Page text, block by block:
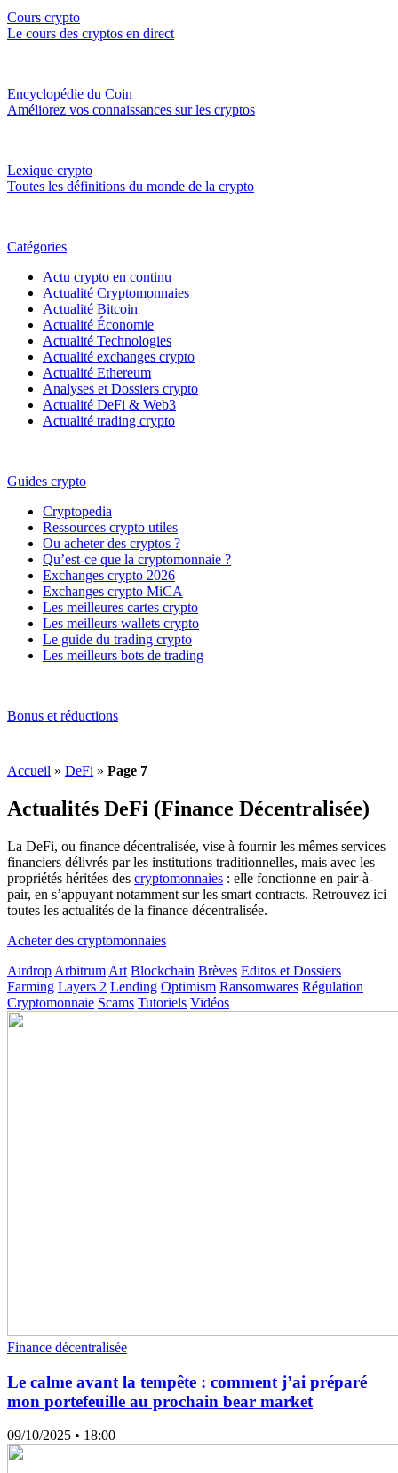
Cours crypto
Le cours des cryptos en direct
Encyclopédie du Coin
Améliorez vos connaissances sur les cryptos
Lexique crypto
Toutes les définitions du monde de la crypto
Catégories
Actu crypto en continu
Actualité Cryptomonnaies
Actualité Bitcoin
Actualité Économie
Actualité Technologies
Actualité exchanges crypto
Actualité Ethereum
Analyses et Dossiers crypto
Actualité DeFi & Web3
Actualité trading crypto
Guides crypto
Cryptopedia
Ressources crypto utiles
Ou acheter des cryptos ?
Qu’est-ce que la cryptomonnaie ?
Exchanges crypto 2026
Exchanges crypto MiCA
Les meilleures cartes crypto
Les meilleurs wallets crypto
Le guide du trading crypto
Les meilleurs bots de trading
Bonus et réductions
Accueil » DeFi » Page 7
Actualités DeFi (Finance Décentralisée)
La DeFi, ou finance décentralisée, vise à fournir les mêmes services
financiers délivrés par les institutions traditionnelles, mais avec les
propriétés héritées des cryptomonnaies : elle fonctionne en pair-à-
pair, en s’appuyant notamment sur les smart contracts. Retrouvez ici
toutes les actualités de la finance décentralisée.
Acheter des cryptomonnaies
Airdrop Arbitrum Art Blockchain Brèves Editos et Dossiers
Farming Layers 2 Lending Optimism Ransomwares Régulation
Cryptomonnaie Scams Tutoriels Vidéos
Finance décentralisée
Le calme avant la tempête : comment j’ai préparé
mon portefeuille au prochain bear market
09/10/2025 • 18:00